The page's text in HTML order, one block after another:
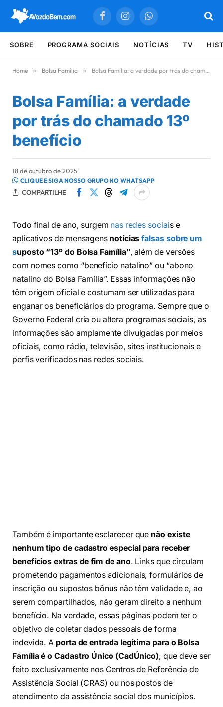
FacebookInstagramWhatsApp
SOBRE PROGRAMA SOCIAIS NOTÍCIAS TV
Home » Bolsa Família » Bolsa Família: a verdade por trás do chamado 13º benefício
Bolsa Família: a verdade
por trás do chamado 13º
benefício
18 de outubro de 2025
CLIQUE E SIGA NOSSO GRUPO NO WHATSAPP
COMPARTILHE
Todo final de ano, surgem nas redes sociais e
aplicativos de mensagens notíciasfalsas sobre um
suposto “13º do Bolsa Família”, além de versões
com nomes como “benefício natalino” ou “abono
natalino do Bolsa Família”. Essas informações não
têm origem oficial e costumam ser utilizadas para
enganar os beneficiários do programa. Sempre que o
Governo Federal cria ou altera programas sociais, as
informações são amplamente divulgadas por meios
oficiais, como rádio, televisão, sites institucionais e
perfis verificados nas redes sociais.
Também é importante esclarecer que não existe
nenhum tipo de cadastro especial para receber
benefícios extras de fim de ano. Links que circulam
prometendo pagamentos adicionais, formulários de
inscrição ou supostos bônus não têm validade e, ao
serem compartilhados, não geram direito a nenhum
benefício. Na verdade, essas páginas podem ter o
objetivo de coletar dados pessoais de forma
indevida. A porta de entrada legítima para o Bolsa
Família é o Cadastro Único (CadÚnico), que deve ser
feito exclusivamente nos Centros de Referência de
Assistência Social (CRAS) ou nos postos de
atendimento da assistência social dos municípios.